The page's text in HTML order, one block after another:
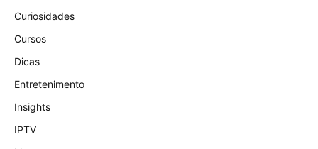
Curiosidades
Cursos
Dicas
Entretenimento
Insights
IPTV